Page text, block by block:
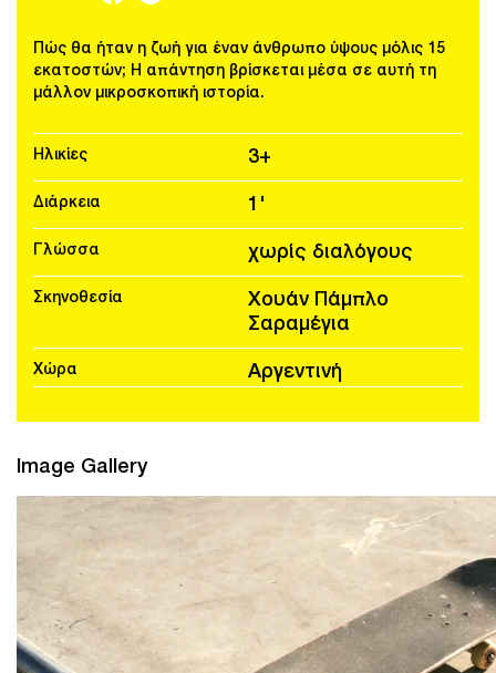
Πώς θα ήταν η ζωή για έναν άνθρωπο ύψους μόλις 15
εκατοστών; Η απάντηση βρίσκεται μέσα σε αυτή τη
μάλλον μικροσκοπική ιστορία.
Ηλικίες 3+
Διάρκεια 1'
Γλώσσα χωρίς διαλόγους
Σκηνοθεσία
Χουάν Πάμπλο
Σαραμέγια
Χώρα Αργεντινή
Image Gallery